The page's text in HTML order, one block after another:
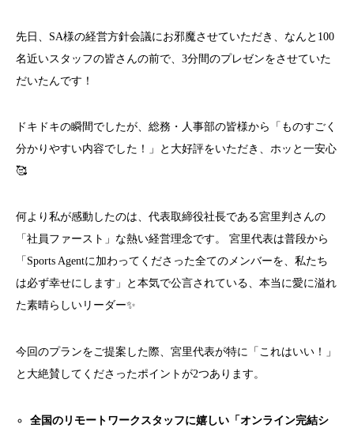
先日、SA様の経営方針会議にお邪魔させていただき、なんと100
名近いスタッフの皆さんの前で、3分間のプレゼンをさせていた
だいたんです！
ドキドキの瞬間でしたが、総務・人事部の皆様から「ものすごく
分かりやすい内容でした！」と大好評をいただき、ホッと一安心
🥰
何より私が感動したのは、代表取締役社長である宮里判さんの
「社員ファースト」な熱い経営理念です。 宮里代表は普段から
「Sports Agentに加わってくださった全てのメンバーを、私たち
は必ず幸せにします」と本気で公言されている、本当に愛に溢れ
た素晴らしいリーダー✨
今回のプランをご提案した際、宮里代表が特に「これはいい！」
と大絶賛してくださったポイントが2つあります。
全国のリモートワークスタッフに嬉しい「オンライン完結シ